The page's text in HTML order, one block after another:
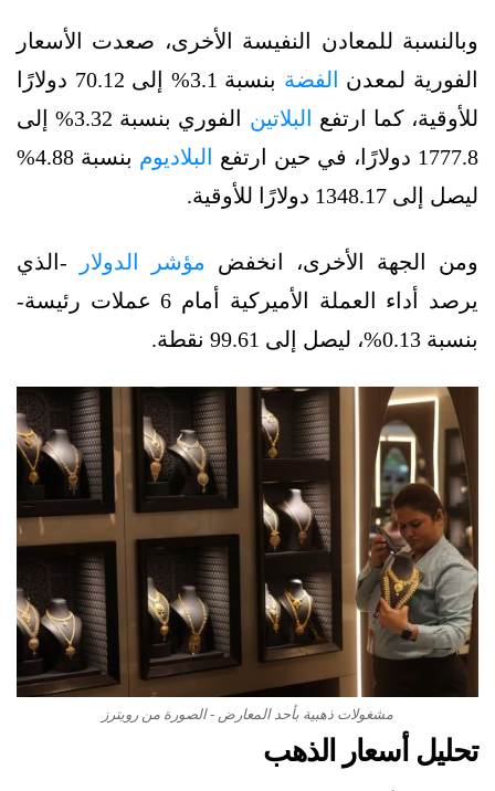
وبالنسبة للمعادن النفيسة الأخرى، صعدت الأسعار
الفورية لمعدن
الفضة
بنسبة 3.1% إلى 70.12 دولارًا
للأوقية، كما ارتفع
البلاتين
الفوري بنسبة 3.32% إلى
1777.8 دولارًا، في حين ارتفع
البلاديوم
بنسبة 4.88%
ليصل إلى 1348.17 دولارًا للأوقية.
ومن الجهة الأخرى، انخفض مؤشر الدولار
-الذي
يرصد أداء العملة الأميركية أمام 6 عملات رئيسة-
بنسبة 0.13%، ليصل إلى 99.61 نقطة.
مشغولات ذهبية بأحد المعارض - الصورة من رويترز
تحليل أسعار الذهب